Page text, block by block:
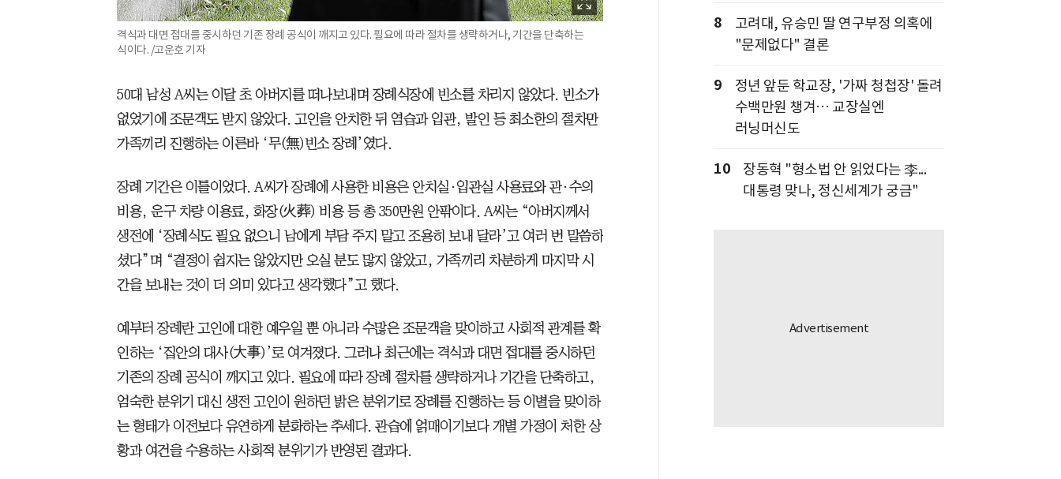
격식과 대면 접대를 중시하던 기존 장례 공식이 깨지고 있다. 필요에 따라 절차를 생략하거나, 기간을 단축하는
식이다. /고운호 기자
50대 남성 A씨는 이달 초 아버지를 떠나보내며 장례식장에 빈소를 차리지 않았다. 빈소가
없었기에 조문객도 받지 않았다. 고인을 안치한 뒤 염습과 입관, 발인 등 최소한의 절차만
가족끼리 진행하는 이른바 ‘무(無)빈소 장례’였다.
장례 기간은 이틀이었다. A씨가 장례에 사용한 비용은 안치실·입관실 사용료와 관·수의
비용, 운구 차량 이용료, 화장(火葬) 비용 등 총 350만원 안팎이다. A씨는 “아버지께서
생전에 ‘장례식도 필요 없으니 남에게 부담 주지 말고 조용히 보내 달라’고 여러 번 말씀하
셨다”며 “결정이 쉽지는 않았지만 오실 분도 많지 않았고, 가족끼리 차분하게 마지막 시
간을 보내는 것이 더 의미 있다고 생각했다”고 했다.
예부터 장례란 고인에 대한 예우일 뿐 아니라 수많은 조문객을 맞이하고 사회적 관계를 확
인하는 ‘집안의 대사(大事)’로 여겨졌다. 그러나 최근에는 격식과 대면 접대를 중시하던
기존의 장례 공식이 깨지고 있다. 필요에 따라 장례 절차를 생략하거나 기간을 단축하고,
엄숙한 분위기 대신 생전 고인이 원하던 밝은 분위기로 장례를 진행하는 등 이별을 맞이하
는 형태가 이전보다 유연하게 분화하는 추세다. 관습에 얽매이기보다 개별 가정이 처한 상
황과 여건을 수용하는 사회적 분위기가 반영된 결과다.
8
고려대, 유승민 딸 연구부정 의혹에
"문제없다" 결론
9
정년 앞둔 학교장, '가짜 청첩장' 돌려
수백만원 챙겨… 교장실엔
러닝머신도
10
장동혁 "형소법 안 읽었다는 李...
대통령 맞나, 정신세계가 궁금"